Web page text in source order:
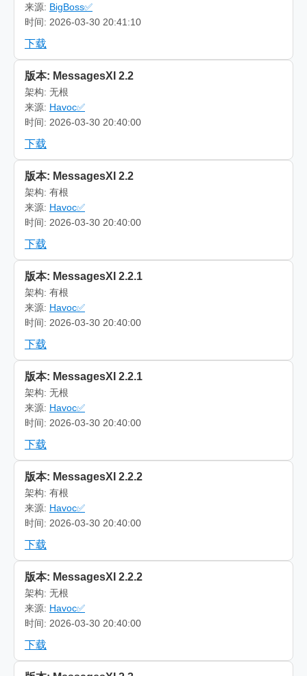
来源: BigBoss✅
时间: 2026-03-30 20:41:10
下载
版本: MessagesXI 2.2
架构: 无根
来源: Havoc✅
时间: 2026-03-30 20:40:00
下载
版本: MessagesXI 2.2
架构: 有根
来源: Havoc✅
时间: 2026-03-30 20:40:00
下载
版本: MessagesXI 2.2.1
架构: 有根
来源: Havoc✅
时间: 2026-03-30 20:40:00
下载
版本: MessagesXI 2.2.1
架构: 无根
来源: Havoc✅
时间: 2026-03-30 20:40:00
下载
版本: MessagesXI 2.2.2
架构: 有根
来源: Havoc✅
时间: 2026-03-30 20:40:00
下载
版本: MessagesXI 2.2.2
架构: 无根
来源: Havoc✅
时间: 2026-03-30 20:40:00
下载